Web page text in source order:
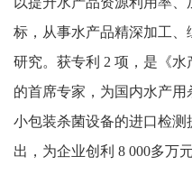
标，从事水产品精深加工
研究。获专利 2 项，是《水
的首席专家，为国内水产
小包装杀菌设备的进口检
出，为企业创利 8 000多万元